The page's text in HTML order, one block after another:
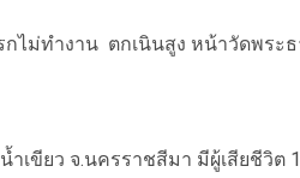
กไม่ทำงาน ตกเนินสูง หน้าวัดพระ
เขียว จ.นครราชสีมา มีผู้เสียชีวิต